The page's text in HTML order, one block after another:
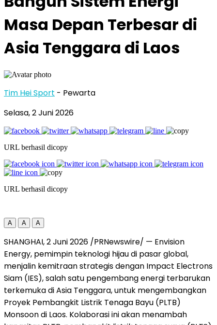
Masa Depan Terbesar di
Asia Tenggara di Laos
Tim Hei Sport - Pewarta
Selasa, 2 Juni 2026
URL berhasil dicopy
URL berhasil dicopy
A A A
SHANGHAI, 2 Juni 2026 /PRNewswire/ — Envision
Energy, pemimpin teknologi hijau di pasar global,
menjalin kemitraan strategis dengan Impact Electrons
Siam (IES), salah satu pengembang energi terbarukan
terkemuka di Asia Tenggara, untuk mengembangkan
Proyek Pembangkit Listrik Tenaga Bayu (PLTB)
Monsoon di Laos. Kolaborasi ini akan menambah